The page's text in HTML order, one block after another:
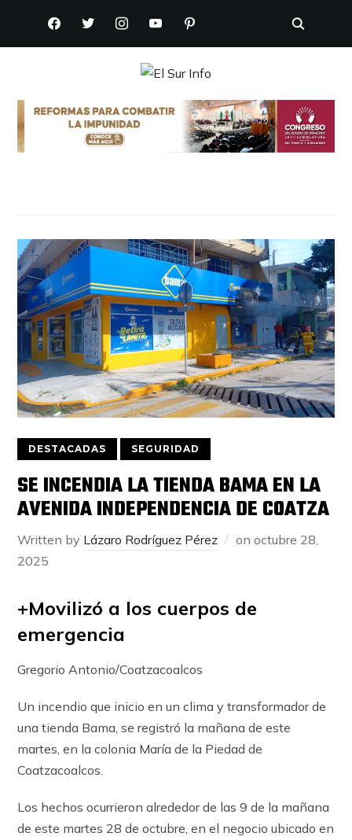
FACEBOOKTWITTERINSTAGRAMYOUTUBEPINTEREST
DESTACADAS SEGURIDAD
SE INCENDIA LA TIENDA BAMA EN LA
AVENIDA INDEPENDENCIA DE COATZA
Written by Lázaro Rodríguez Pérez onoctubre 28,
2025
+Movilizó a los cuerpos de
emergencia
Gregorio Antonio/Coatzacoalcos
Un incendio que inicio en un clima y transformador de
una tienda Bama, se registró la mañana de este
martes, en la colonia María de la Piedad de
Coatzacoalcos.
Los hechos ocurrieron alrededor de las 9 de la mañana
de este martes 28 de octubre, en el negocio ubicado en